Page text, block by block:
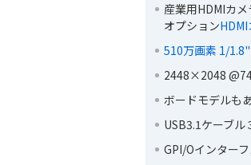
産業用HDMIカメ
オプション
510万画素 1/
2448×2048
ボードモデルも
USB3.1ケーブル
GPI/Oインター